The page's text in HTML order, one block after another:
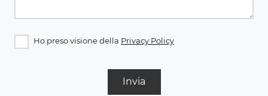
Ho preso visione della Privacy Policy
Invia